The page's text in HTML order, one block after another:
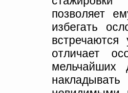
позволяет
избегать
отличает
мельчайших